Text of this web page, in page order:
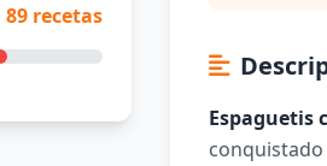
89 recetas
Espaguetis